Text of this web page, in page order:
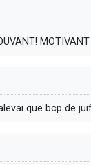
que bcp de